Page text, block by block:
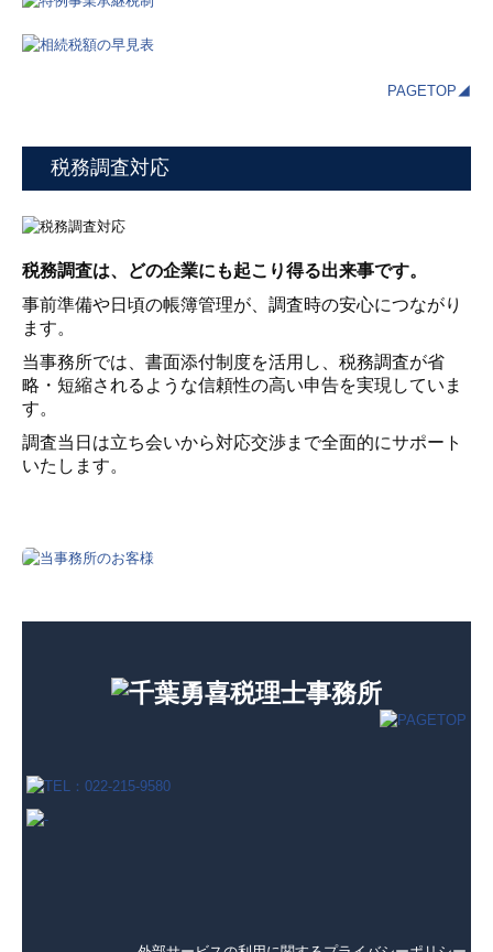
PAGETOP◢
税務調査対応
税務調査は、どの企業にも起こり得る出来事です。
事前準備や日頃の帳簿管理が、調査時の安心につながり
ます。
当事務所では、書面添付制度を活用し、税務調査が省
略・短縮されるような信頼性の高い申告を実現していま
す。
調査当日は立ち会いから対応交渉まで全面的にサポート
いたします。